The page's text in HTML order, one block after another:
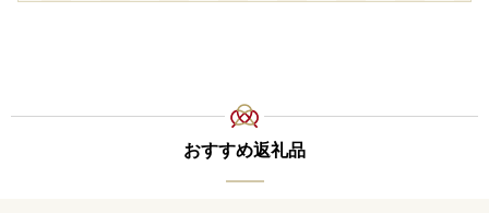
おすすめ返礼品